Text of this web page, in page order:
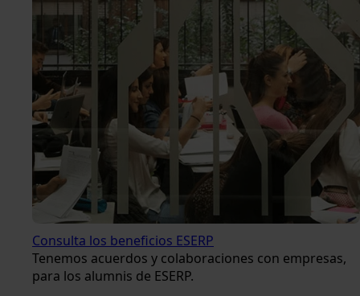
Consulta los beneficios ESERP
Tenemos acuerdos y colaboraciones con empresas,
para los alumnis de ESERP.